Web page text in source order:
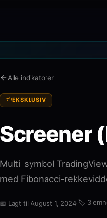
Alle indikatorer
EKSKLUSIV
Screener
Multi-symbol
med Fibonacci-
📅 Lagt til August 1, 2024·🏷️ 3